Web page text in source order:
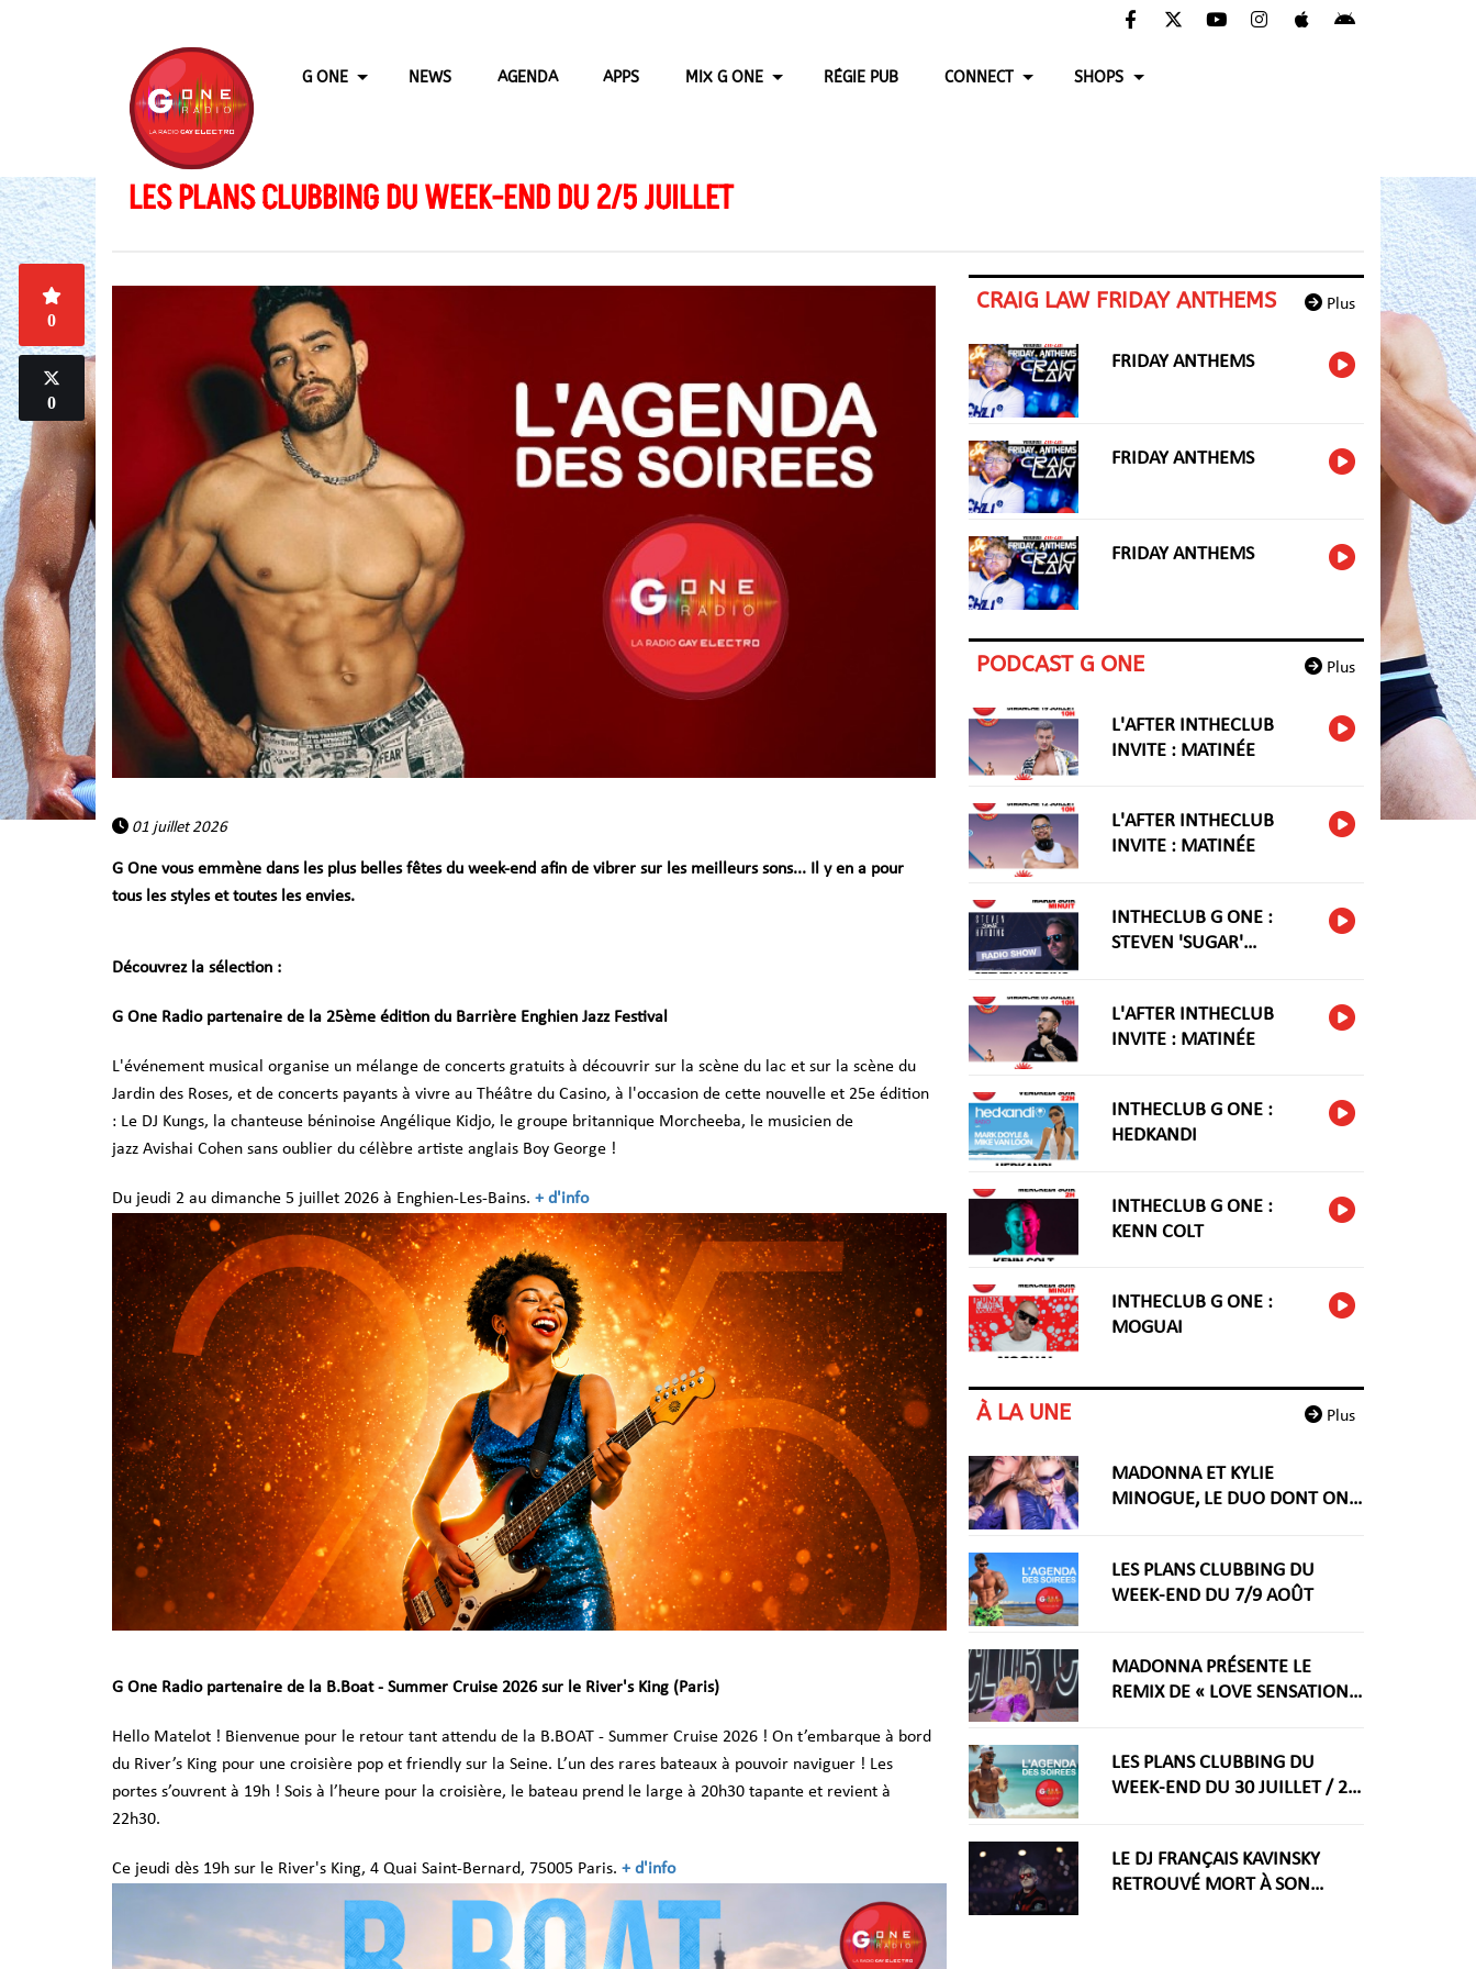
G ONE NEWS AGENDA APPS MIX G ONE RÉGIE PUB CONNECT SHOPS
LES PLANS CLUBBING DU WEEK-END DU 2/5 JUILLET
0
0
01 juillet 2026
G One vous emmène dans les plus belles fêtes du week-end afin de vibrer sur les meilleurs sons... Il y en a pour
tous les styles et toutes les envies.
Découvrez la sélection :
G One Radio partenaire de la 25ème édition du Barrière Enghien Jazz Festival
L'événement musical organise un mélange de concerts gratuits à découvrir sur la scène du lac et sur la scène du
Jardin des Roses, et de concerts payants à vivre au Théâtre du Casino, à l'occasion de cette nouvelle et 25e édition
: Le DJ Kungs, la chanteuse béninoise Angélique Kidjo, le groupe britannique Morcheeba, le musicien de
jazz Avishai Cohen sans oublier du célèbre artiste anglais Boy George !
Du jeudi 2 au dimanche 5 juillet 2026 à Enghien-Les-Bains. + d'info
G One Radio partenaire de la B.Boat - Summer Cruise 2026 sur le River's King (Paris)
Hello Matelot ! Bienvenue pour le retour tant attendu de la B.BOAT - Summer Cruise 2026 ! On t’embarque à bord
du River’s King pour une croisière pop et friendly sur la Seine. L’un des rares bateaux à pouvoir naviguer ! Les
portes s’ouvrent à 19h ! Sois à l’heure pour la croisière, le bateau prend le large à 20h30 tapante et revient à
22h30.
Ce jeudi dès 19h sur le River's King, 4 Quai Saint-Bernard, 75005 Paris. + d'info
Plus
CRAIG LAW FRIDAY ANTHEMS
FRIDAY ANTHEMS
FRIDAY ANTHEMS
FRIDAY ANTHEMS
Plus
PODCAST G ONE
L'AFTER INTHECLUB
INVITE : MATINÉE
L'AFTER INTHECLUB
INVITE : MATINÉE
INTHECLUB G ONE :
STEVEN 'SUGAR'
L'AFTER INTHECLUB
INVITE : MATINÉE
INTHECLUB G ONE :
HEDKANDI
INTHECLUB G ONE :
KENN COLT
INTHECLUB G ONE :
MOGUAI
Plus
À LA UNE
MADONNA ET KYLIE
MINOGUE, LE DUO DONT ON
LES PLANS CLUBBING DU
WEEK-END DU 7/9 AOÛT
MADONNA PRÉSENTE LE
REMIX DE « LOVE SENSATION »
2026
LES PLANS CLUBBING DU
WEEK-END DU 30 JUILLET / 2
LE DJ FRANÇAIS KAVINSKY
RETROUVÉ MORT À SON